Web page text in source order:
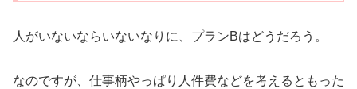
人がいないならいないなりに、プランBはどうだろう。
なのですが、仕事柄やっぱり人件費などを考えるともった